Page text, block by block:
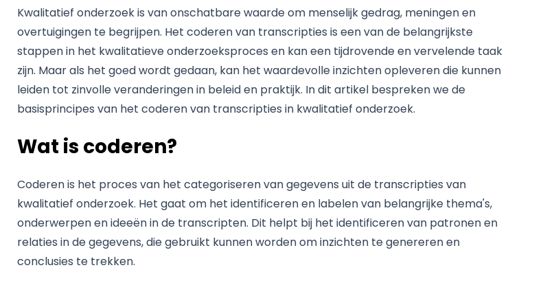
Kwalitatief onderzoek is van onschatbare waarde om menselijk gedrag, meningen en
overtuigingen te begrijpen. Het coderen van transcripties is een van de belangrijkste
stappen in het kwalitatieve onderzoeksproces en kan een tijdrovende en vervelende taak
zijn. Maar als het goed wordt gedaan, kan het waardevolle inzichten opleveren die kunnen
leiden tot zinvolle veranderingen in beleid en praktijk. In dit artikel bespreken we de
basisprincipes van het coderen van transcripties in kwalitatief onderzoek.
Wat is coderen?
Coderen is het proces van het categoriseren van gegevens uit de transcripties van
kwalitatief onderzoek. Het gaat om het identificeren en labelen van belangrijke thema's,
onderwerpen en ideeën in de transcripten. Dit helpt bij het identificeren van patronen en
relaties in de gegevens, die gebruikt kunnen worden om inzichten te genereren en
conclusies te trekken.